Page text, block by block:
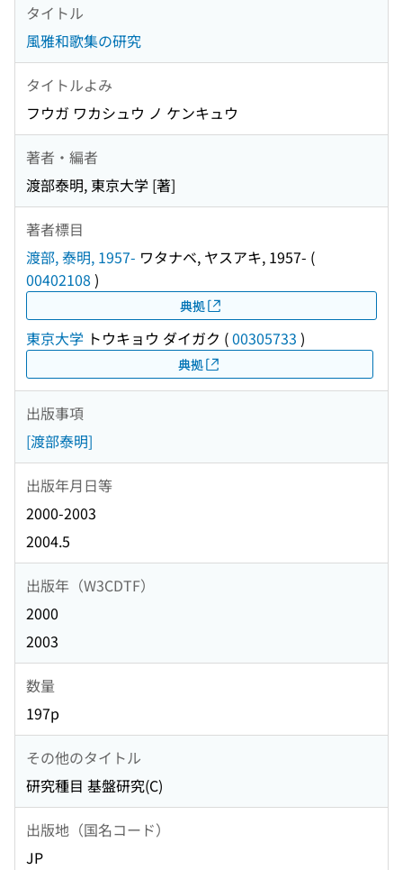
タイトル
風雅和歌集の研究
タイトルよみ
フウガ ワカシュウ ノ ケンキュウ
著者・編者
渡部泰明, 東京大学 [著]
著者標目
渡部, 泰明, 1957- ワタナベ, ヤスアキ, 1957- (
00402108 )
典拠
東京大学 トウキョウ ダイガク (00305733 )
典拠
出版事項
[渡部泰明]
出版年月日等
2000-2003
2004.5
出版年（W3CDTF）
2000
2003
数量
197p
その他のタイトル
研究種目 基盤研究(C)
出版地（国名コード）
JP